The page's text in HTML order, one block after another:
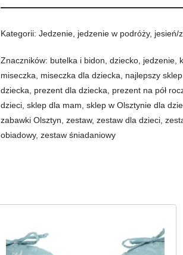
Kategorii:Jedzenie jedzenie w podróży, jesień/
Znaczników: butelka i bidon ,dziecko jedzenie
miseczka
miseczka dla dziecka najlepszy
dziecka
prezent dla dziecka prezent na pół
dzieci ,sklep dla mam ,sklep w Olsztynie dla
zabawki Olsztyn ,zestaw,zestaw dla dzieci ,
obiadowy,zestaw śniadaniowy